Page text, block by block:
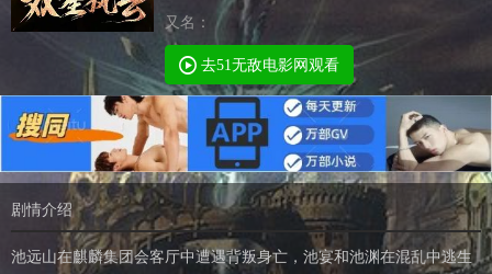
又名：
去51无敌电影网观看
剧情介绍
池远山在麒麟集团会客厅中遭遇背叛身亡，池宴和池渊在混乱中逃生